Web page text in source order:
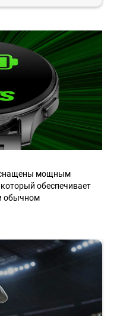
мощным
обеспечивает
обычном